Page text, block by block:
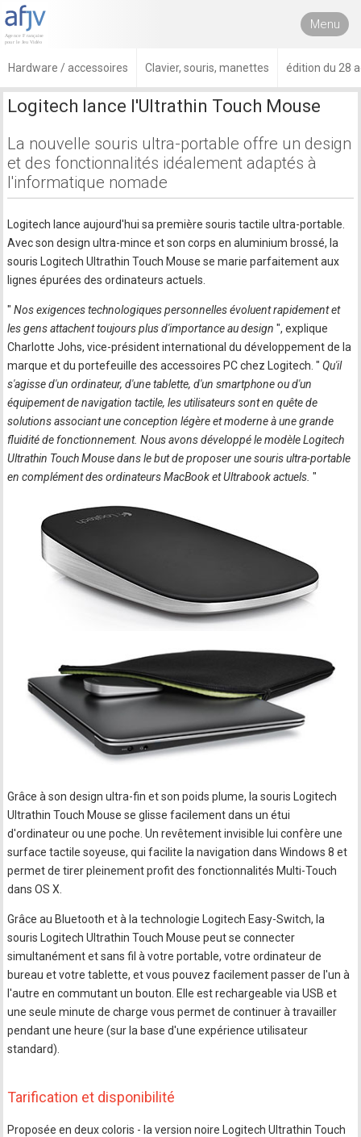
Menu
Hardware / accessoires Clavier, souris, manettes édition du 28
Logitech lance l'Ultrathin Touch Mouse
La nouvelle souris ultra-portable offre un design
et des fonctionnalités idéalement adaptés à
l'informatique nomade
Logitech lance aujourd'hui sa première souris tactile ultra-portable.
Avec son design ultra-mince et son corps en aluminium brossé, la
souris Logitech Ultrathin Touch Mouse se marie parfaitement aux
lignes épurées des ordinateurs actuels.
" Nos exigences technologiques personnelles évoluent rapidement et
les gens attachent toujours plus d'importance au design", explique
Charlotte Johs, vice-président international du développement de la
marque et du portefeuille des accessoires PC chez Logitech. " Qu'il
s'agisse d'un ordinateur, d'une tablette, d'un smartphone ou d'un
équipement de navigation tactile, les utilisateurs sont en quête de
solutions associant une conception légère et moderne à une grande
fluidité de fonctionnement. Nous avons développé le modèle Logitech
Ultrathin Touch Mouse dans le but de proposer une souris ultra-portable
en complément des ordinateurs MacBook et Ultrabook actuels."
Grâce à son design ultra-fin et son poids plume, la souris Logitech
Ultrathin Touch Mouse se glisse facilement dans un étui
d'ordinateur ou une poche. Un revêtement invisible lui confère une
surface tactile soyeuse, qui facilite la navigation dans Windows 8 et
permet de tirer pleinement profit des fonctionnalités Multi-Touch
dans OS X.
Grâce au Bluetooth et à la technologie Logitech Easy-Switch, la
souris Logitech Ultrathin Touch Mouse peut se connecter
simultanément et sans fil à votre portable, votre ordinateur de
bureau et votre tablette, et vous pouvez facilement passer de l'un à
l'autre en commutant un bouton. Elle est rechargeable via USB et
une seule minute de charge vous permet de continuer à travailler
pendant une heure (sur la base d'une expérience utilisateur
standard).
Tarification et disponibilité
Proposée en deux coloris - la version noire Logitech Ultrathin Touch